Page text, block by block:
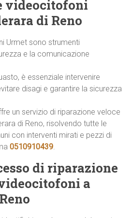
videocitofoni
di Reno
Urmet sono strumenti
e la comunicazione
è essenziale intervenire
disagi e garantire la sicurezza
un servizio di riparazione veloce
di Reno, risolvendo tutte le
con interventi mirati e pezzi di
0510910439.
di riparazione
a